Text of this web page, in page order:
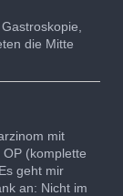
die Mitte
mit
(komplette
geht mir
an: Nicht im